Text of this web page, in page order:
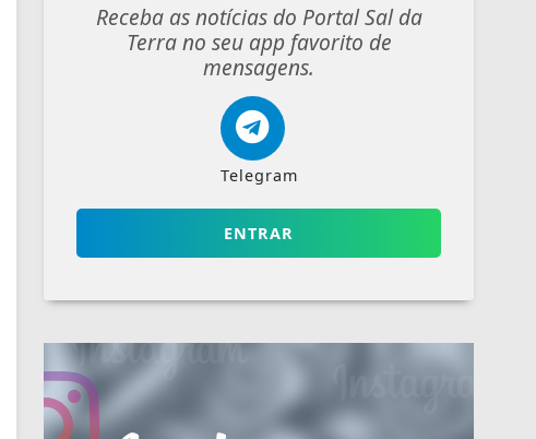
Receba as notícias do Portal Sal da
Terra no seu app favorito de
mensagens.
Telegram
ENTRAR